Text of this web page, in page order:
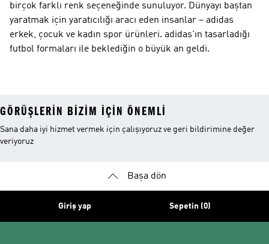
birçok farklı renk seçeneğinde sunuluyor. Dünyayı baştan
yaratmak için yaratıcılığı aracı eden insanlar – adidas
erkek, çocuk ve kadın spor ürünleri. adidas'ın tasarladığı
futbol formaları ile beklediğin o büyük an geldi.
GÖRÜŞLERIN BIZIM IÇIN ÖNEMLI
Sana daha iyi hizmet vermek için çalışıyoruz ve geri bildirimine değer
veriyoruz
Başa dön
Giriş yap Sepetin (0)